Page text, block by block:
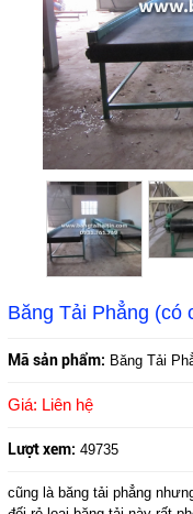
Băng Tải Phẳng (có
Mã sản phẩm: Băng Tải
Giá: Liên hệ
Lượt xem: 49735
cũng là băng tải phẳng